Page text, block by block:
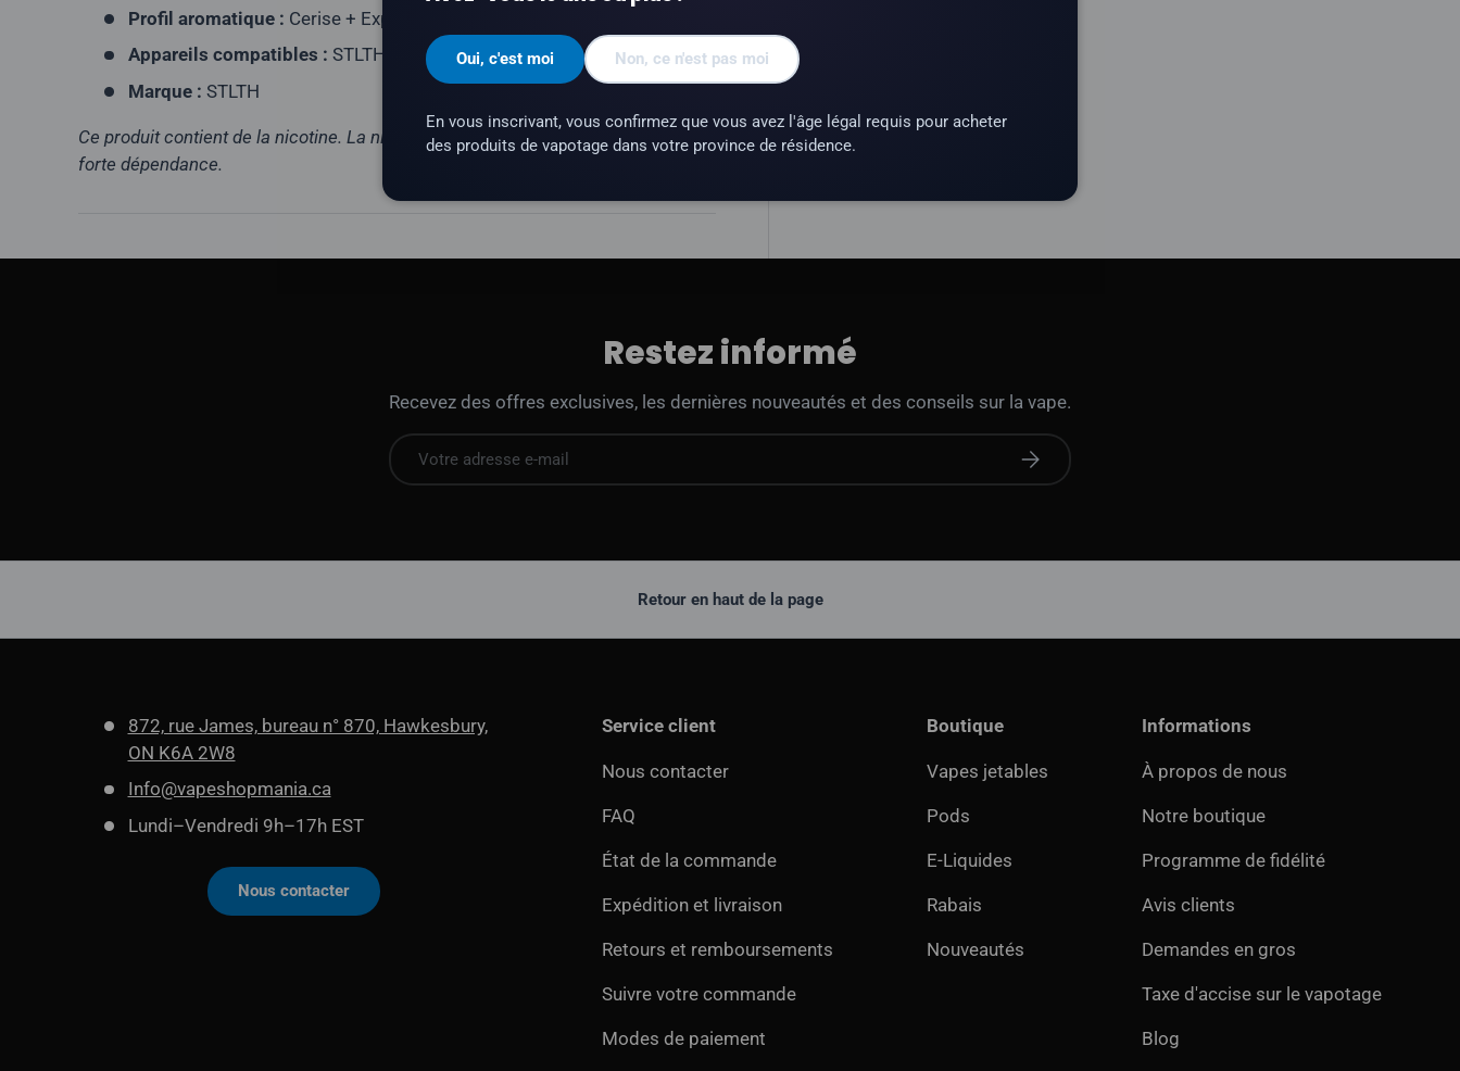
Profil aromatique : Cerise + Explosion d'agrumes, Glace
Appareils compatibles : STLTH Loop 3, STLTH Loop Max
Marque : STLTH
Ce produit contient de la nicotine. La nicotine est une substance qui crée une
forte dépendance.
Restez informé
Recevez des offres exclusives, les dernières nouveautés et des conseils sur la vape.
E-mail S'abonner
Oui, c'est moi Non, ce n'est pas moi
En vous inscrivant, vous confirmez que vous avez l'âge légal requis pour acheter
des produits de vapotage dans votre province de résidence.
Retour en haut de la page
872, rue James, bureau n° 870, Hawkesbury,
ON K6A 2W8
Info@vapeshopmania.ca
Lundi–Vendredi 9h–17h EST
Nous contacter
Service client
Nous contacter
FAQ
État de la commande
Expédition et livraison
Retours et remboursements
Suivre votre commande
Modes de paiement
Boutique
Vapes jetables
Pods
E-Liquides
Rabais
Nouveautés
Informations
À propos de nous
Notre boutique
Programme de fidélité
Avis clients
Demandes en gros
Taxe d'accise sur le vapotage
Blog